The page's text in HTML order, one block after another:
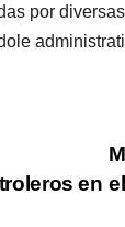
por
en